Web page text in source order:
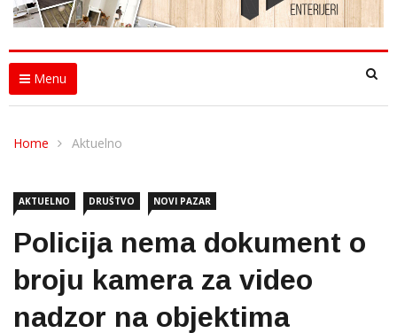
Menu
Home Aktuelno
AKTUELNO DRUŠTVO NOVI PAZAR
Policija nema dokument o
broju kamera za video
nadzor na objektima